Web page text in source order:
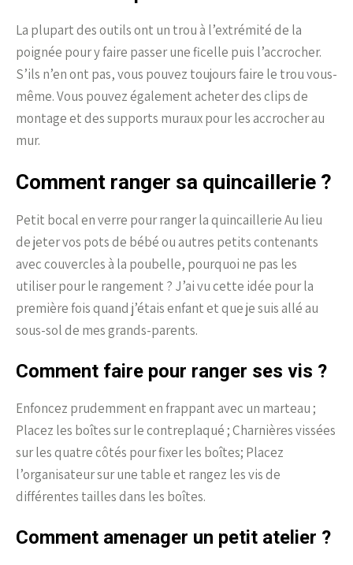
La plupart des outils ont un trou à l’extrémité de la
poignée pour y faire passer une ficelle puis l’accrocher.
S’ils n’en ont pas, vous pouvez toujours faire le trou vous-
même. Vous pouvez également acheter des clips de
montage et des supports muraux pour les accrocher au
mur.
Comment ranger sa quincaillerie ?
Petit bocal en verre pour ranger la quincaillerie Au lieu
de jeter vos pots de bébé ou autres petits contenants
avec couvercles à la poubelle, pourquoi ne pas les
utiliser pour le rangement ? J’ai vu cette idée pour la
première fois quand j’étais enfant et que je suis allé au
sous-sol de mes grands-parents.
Comment faire pour ranger ses vis ?
Enfoncez prudemment en frappant avec un marteau ;
Placez les boîtes sur le contreplaqué ; Charnières vissées
sur les quatre côtés pour fixer les boîtes; Placez
l’organisateur sur une table et rangez les vis de
différentes tailles dans les boîtes.
Comment amenager un petit atelier ?